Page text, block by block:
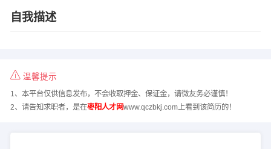
自我描述
温馨提示
1、本平台仅供信息发布，不会收取押金、保证金，请微友务必谨慎！
2、请告知求职者，是在枣阳人才网www.qczbkj.com上看到该简历的！